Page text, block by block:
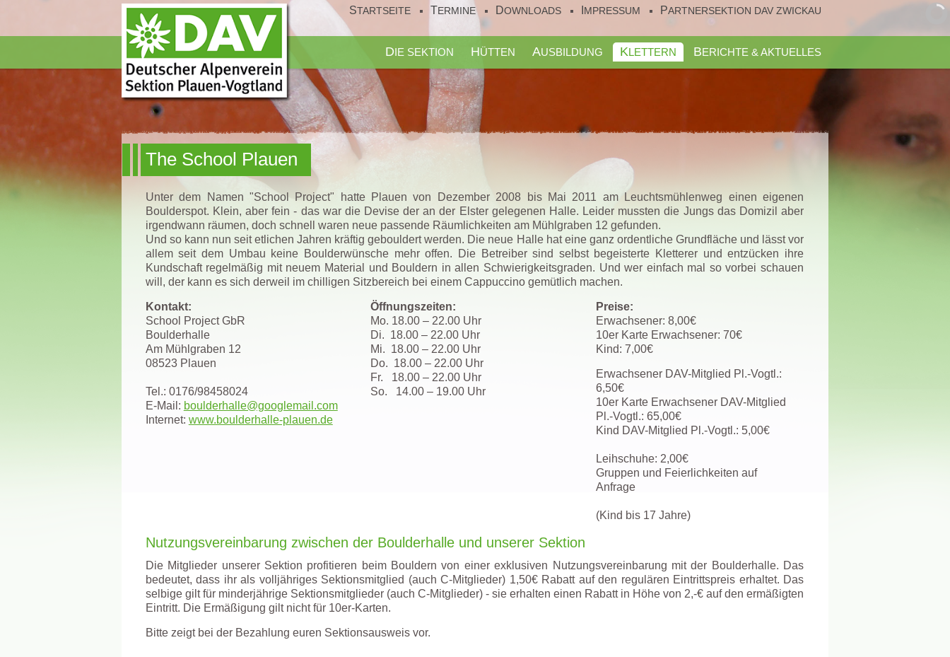
STARTSEITE TERMINE DOWNLOADS IMPRESSUM PARTNERSEKTION DAV ZWICKAU
DIE SEKTION HÜTTEN AUSBILDUNG KLETTERN BERICHTE & AKTUELLES
The School Plauen
Unter dem Namen "School Project" hatte Plauen von Dezember 2008 bis Mai 2011 am Leuchtsmühlenweg einen eigenen
Boulderspot. Klein, aber fein - das war die Devise der an der Elster gelegenen Halle. Leider mussten die Jungs das Domizil aber
irgendwann räumen, doch schnell waren neue passende Räumlichkeiten am Mühlgraben 12 gefunden.
Und so kann nun seit etlichen Jahren kräftig gebouldert werden. Die neue Halle hat eine ganz ordentliche Grundfläche und lässt vor
allem seit dem Umbau keine Boulderwünsche mehr offen. Die Betreiber sind selbst begeisterte Kletterer und entzücken ihre
Kundschaft regelmäßig mit neuem Material und Bouldern in allen Schwierigkeitsgraden. Und wer einfach mal so vorbei schauen
will, der kann es sich derweil im chilligen Sitzbereich bei einem Cappuccino gemütlich machen.
Kontakt:
School Project GbR
Boulderhalle
Am Mühlgraben 12
08523 Plauen
Tel.: 0176/98458024
E-Mail: boulderhalle@googlemail.com
Internet: www.boulderhalle-plauen.de
Öffnungszeiten:
Mo. 18.00 – 22.00 Uhr
Di. 18.00 – 22.00 Uhr
Mi. 18.00 – 22.00 Uhr
Do. 18.00 – 22.00 Uhr
Fr. 18.00 – 22.00 Uhr
So. 14.00 – 19.00 Uhr
Preise:
Erwachsener: 8,00€
10er Karte Erwachsener: 70€
Kind: 7,00€
Erwachsener DAV-Mitglied Pl.-Vogtl.:
6,50€
10er Karte Erwachsener DAV-Mitglied
Pl.-Vogtl.: 65,00€
Kind DAV-Mitglied Pl.-Vogtl.: 5,00€
Leihschuhe: 2,00€
Gruppen und Feierlichkeiten auf
Anfrage
(Kind bis 17 Jahre)
Nutzungsvereinbarung zwischen der Boulderhalle und unserer Sektion
Die Mitglieder unserer Sektion profitieren beim Bouldern von einer exklusiven Nutzungsvereinbarung mit der Boulderhalle. Das
bedeutet, dass ihr als volljähriges Sektionsmitglied (auch C-Mitglieder) 1,50€ Rabatt auf den regulären Eintrittspreis erhaltet. Das
selbige gilt für minderjährige Sektionsmitglieder (auch C-Mitglieder) - sie erhalten einen Rabatt in Höhe von 2,-€ auf den ermäßigten
Eintritt. Die Ermäßigung gilt nicht für 10er-Karten.
Bitte zeigt bei der Bezahlung euren Sektionsausweis vor.